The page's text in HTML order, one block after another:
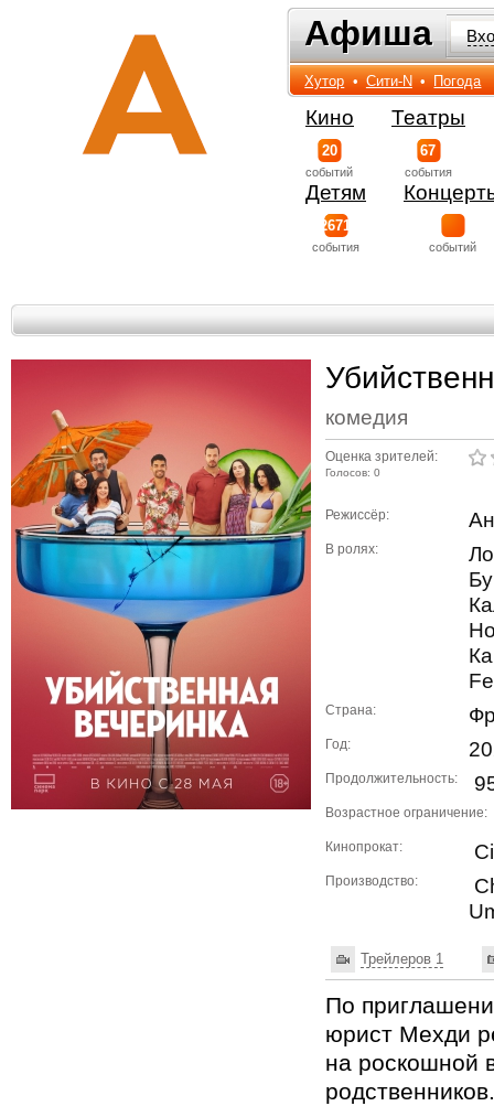
Афиша
Афиша
Хутор • Сити-N • Погода
Кино
20
событий
Театры
67
события
Детям
2671
события событий
комедия
Оценка зрителей:
Голосов: 0
Режиссёр:
В ролях:
Страна:
Год:
Продолжительность:
Возрастное ограничение:
Кинопрокат:
Производство:
Трейлеров 1
По
юрист Мехди
на роскошной